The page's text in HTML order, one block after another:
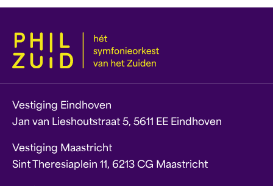
Vestiging Eindhoven
Jan van Lieshoutstraat 5, 5611 EE Eindhoven
Vestiging Maastricht
Sint Theresiaplein 11, 6213 CG Maastricht